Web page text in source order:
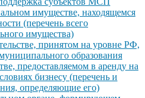
имуществе, находящемся
(перечень всего
имущества)
принятом на уровне РФ,
образования
предоставляемом в аренду на
бизнесу (перечень и
определяющие его)